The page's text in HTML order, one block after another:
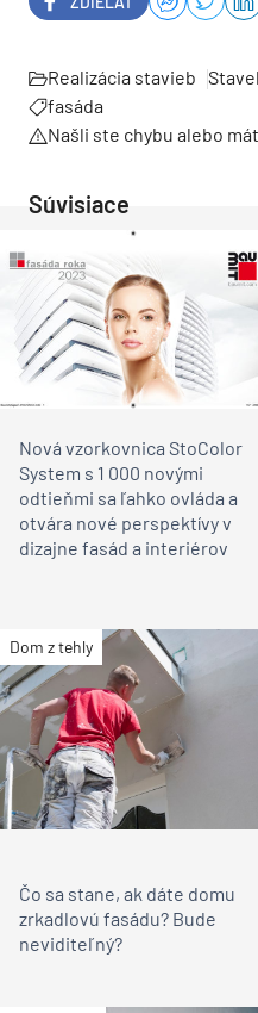
Realizácia stavieb
fasáda
Našli ste chybu alebo
Súvisiace
Nová vzorkovnica StoColor
System s 1 000 novými
odtieňmi sa ľahko ovláda a
otvára nové perspektívy v
dizajne fasád a interiérov
Dom z tehly
Čo sa stane, ak dáte domu
zrkadlovú fasádu? Bude
neviditeľný?